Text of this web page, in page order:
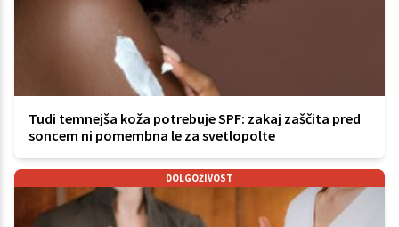
Tudi temnejša koža potrebuje SPF: zakaj zaščita pred
soncem ni pomembna le za svetlopolte
DOLGOŽIVOST